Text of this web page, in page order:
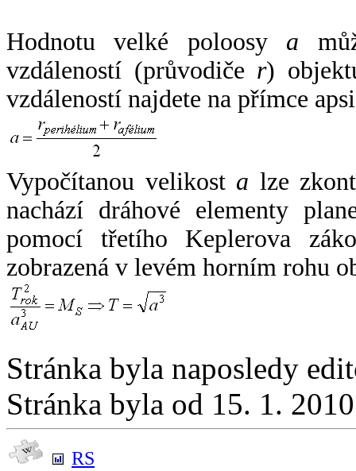
Hodnotu velké poloosy a
vzdáleností (průvodiče r)
vzdáleností najdete na přímce
Vypočítanou velikost a lze
nachází dráhové elementy
pomocí třetího Keplerova
zobrazená v levém horním rohu
Stránka byla naposledy
Stránka byla od 15. 1.
RS